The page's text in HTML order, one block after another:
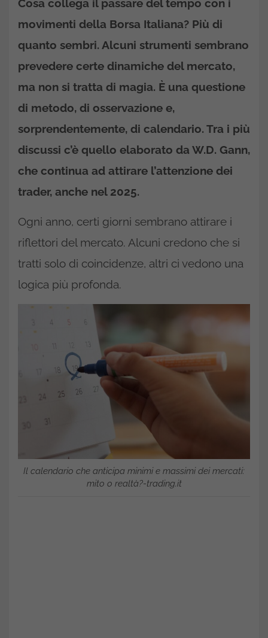
Cosa collega il passare del tempo con i
movimenti della Borsa Italiana? Più di
quanto sembri. Alcuni strumenti sembrano
prevedere certe dinamiche del mercato,
ma non si tratta di magia. È una questione
di metodo, di osservazione e,
sorprendentemente, di calendario. Tra i più
discussi c’è quello elaborato da W.D. Gann,
che continua ad attirare l’attenzione dei
trader, anche nel 2025.
Ogni anno, certi giorni sembrano attirare i
riflettori del mercato. Alcuni credono che si
tratti solo di coincidenze, altri ci vedono una
logica più profonda.
Il calendario che anticipa minimi e massimi dei mercati:
mito o realtà?-trading.it